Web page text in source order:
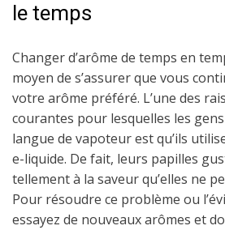
le temps
Changer d’arôme de temps en
moyen de s’assurer que vous
votre arôme préféré. L’une des
courantes pour lesquelles les
langue de vapoteur est qu’ils
e-liquide. De fait, leurs papilles
tellement à la saveur qu’elles ne
Pour résoudre ce problème ou
essayez de nouveaux arômes et